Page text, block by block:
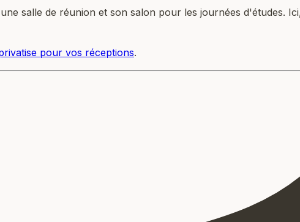
salle de réunion et son salon pour les journées d'études.
pour vos réceptions.